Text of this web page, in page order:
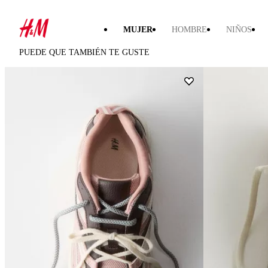
MUJER HOMBRE NIÑOS
PUEDE QUE TAMBIÉN TE GUSTE